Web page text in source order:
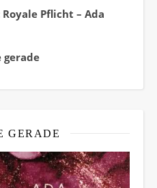
Pflicht – Ada
gerade
GERADE